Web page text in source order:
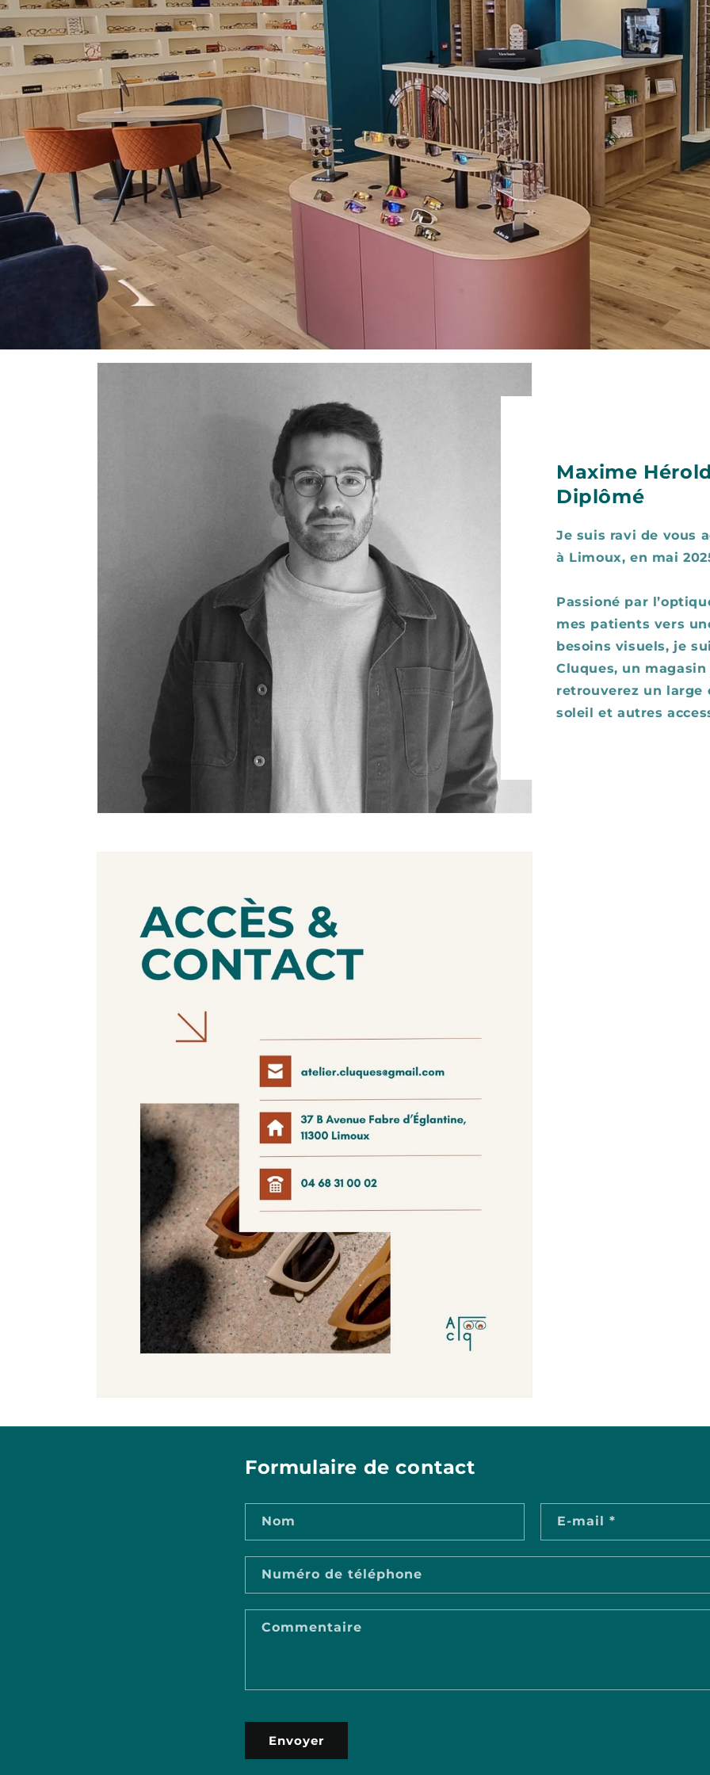
Maxime
Diplômé
Je suis ravi de vous
à Limoux, en mai
Passioné par
mes patients vers
besoins visuels, je
Cluques, un
retrouverez un large
soleil et autres
Formulaire de contact
Nom E-mail *
Numéro de téléphone
Commentaire
Envoyer